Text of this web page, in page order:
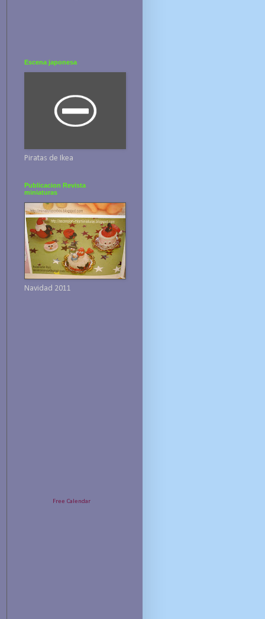
Escena japonesa
Piratas de Ikea
Publicacion Revista
miniaturas
Navidad 2011
Free Calendar